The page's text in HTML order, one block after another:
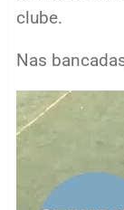
clube.
Nas